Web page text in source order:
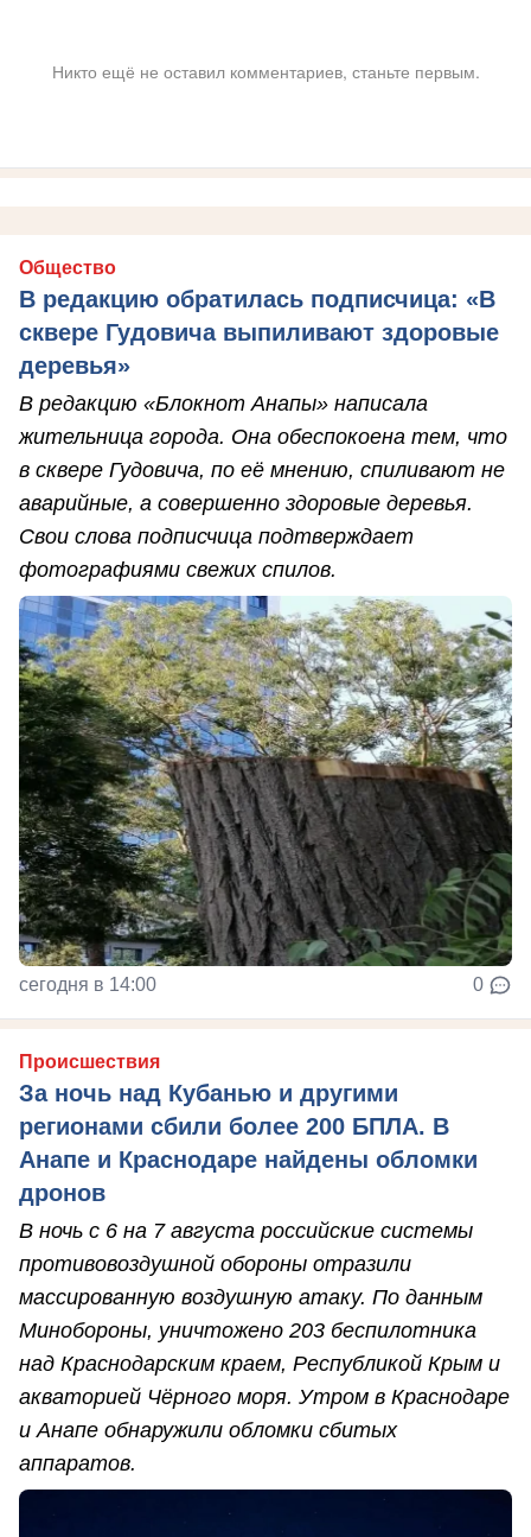
Никто ещё не оставил комментариев, станьте первым.
Общество
В редакцию обратилась подписчица: «В
сквере Гудовича выпиливают здоровые
деревья»
В редакцию «Блокнот Анапы» написала
жительница города. Она обеспокоена тем, что
в сквере Гудовича, по её мнению, спиливают не
аварийные, а совершенно здоровые деревья.
Свои слова подписчица подтверждает
фотографиями свежих спилов.
сегодня в 14:00 0
Происшествия
За ночь над Кубанью и другими
регионами сбили более 200 БПЛА. В
Анапе и Краснодаре найдены обломки
дронов
В ночь с 6 на 7 августа российские системы
противовоздушной обороны отразили
массированную воздушную атаку. По данным
Минобороны, уничтожено 203 беспилотника
над Краснодарским краем, Республикой Крым и
акваторией Чёрного моря. Утром в Краснодаре
и Анапе обнаружили обломки сбитых
аппаратов.